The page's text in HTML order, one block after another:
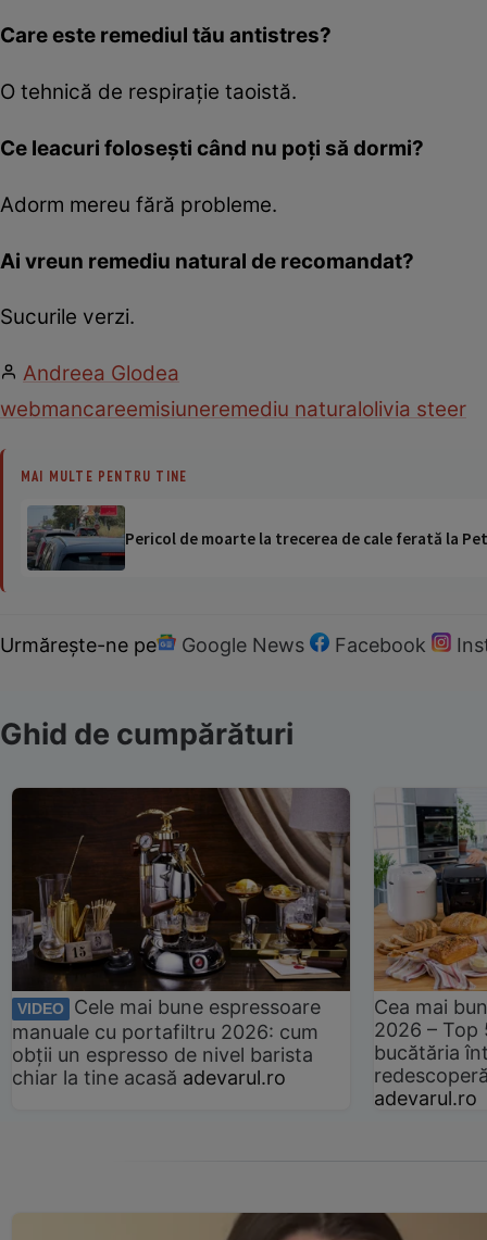
Care este remediul tău antistres?
O tehnică de respiraţie taoistă.
Ce leacuri foloseşti când nu poţi să dormi?
Adorm mereu fără probleme.
Ai vreun remediu natural de recomandat?
Sucurile verzi.
Andreea Glodea
webmancareemisiuneremediu naturalolivia steer
MAI MULTE PENTRU TINE
Pericol de moarte la trecerea de cale ferată la
Urmărește-ne pe Google News Facebook
Ghid de cumpărături
VIDEO
Cele mai bune espressoare
manuale cu portafiltru 2026: cum
obții un espresso de nivel barista
chiar la tine acasă adevarul.ro
Cea mai
2026 –
bucătăria
adevarul.ro